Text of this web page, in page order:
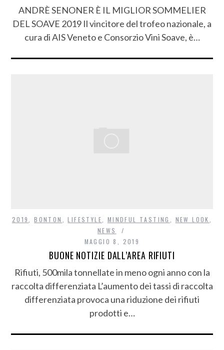
ANDRÈ SENONER È IL MIGLIOR SOMMELIER
DEL SOAVE 2019 Il vincitore del trofeo nazionale, a
cura di AIS Veneto e Consorzio Vini Soave, è…
2019 ,BONTON ,LIFESTYLE MINDFUL TASTING NEW LOOK
NEWS
MAGGIO 8, 2019
BUONE NOTIZIE DALL’AREA RIFIUTI
Rifiuti, 500mila tonnellate in meno ogni anno con la
raccolta differenziata L’aumento dei tassi di raccolta
differenziata provoca una riduzione dei rifiuti
prodotti e…